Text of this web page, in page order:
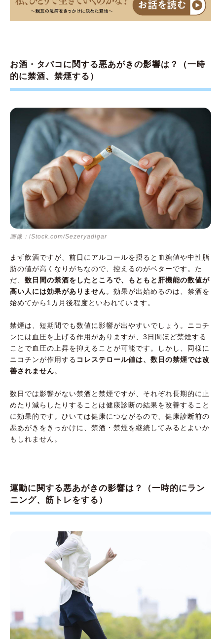
お酒・タバコに関する悪あがきの影響は？（一時
的に禁酒、禁煙する）
画像：iStock.com/Sezeryadigar
まず飲酒ですが、前日にアルコールを摂ると血糖値や中性脂
肪の値が高くなりがちなので、控えるのがベターです。た
だ、 数日間の禁酒をしたところで、もともと肝機能の数値が
高い人には効果がありません。効果が出始めるのは、禁酒を
始めてから1カ月後程度といわれています。
禁煙は、短期間でも数値に影響が出やすいでしょう。ニコチ
ンには血圧を上げる作用がありますが、3日間ほど禁煙する
ことで血圧の上昇を抑えることが可能です。しかし、同様に
ニコチンが作用する コレステロール値は、数日の禁煙では改
善されません。
数日では影響がない禁酒と禁煙ですが、それぞれ長期的に止
めたり減らしたりすることは健康診断の結果を改善すること
に効果的です。ひいては健康につながるので、健康診断前の
悪あがきをきっかけに、禁酒・禁煙を継続してみるとよいか
もしれません。
運動に関する悪あがきの影響は？（一時的にラン
ニング、筋トレをする）